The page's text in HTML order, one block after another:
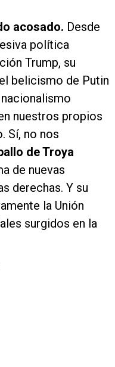
acosado. Desde
política
Trump, su
belicismo de Putin
nuestros propios
Sí, no nos
de Troya
de nuevas
derechas. Y su
la Unión
surgidos en la